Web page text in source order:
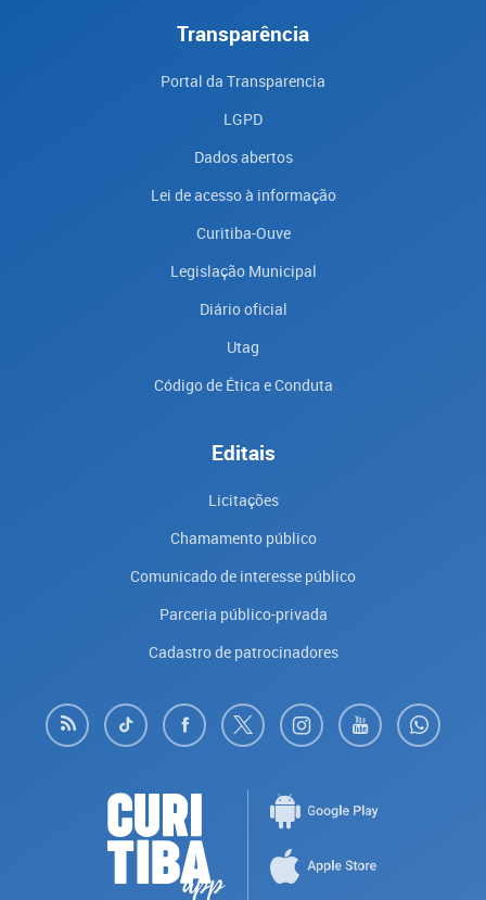
Transparência
Portal da Transparencia
LGPD
Dados abertos
Lei de acesso à informação
Curitiba-Ouve
Legislação Municipal
Diário oficial
Utag
Código de Ética e Conduta
Editais
Licitações
Chamamento público
Comunicado de interesse público
Parceria público-privada
Cadastro de patrocinadores